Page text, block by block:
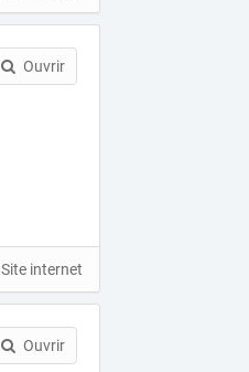
Ouvrir
Site internet
Ouvrir